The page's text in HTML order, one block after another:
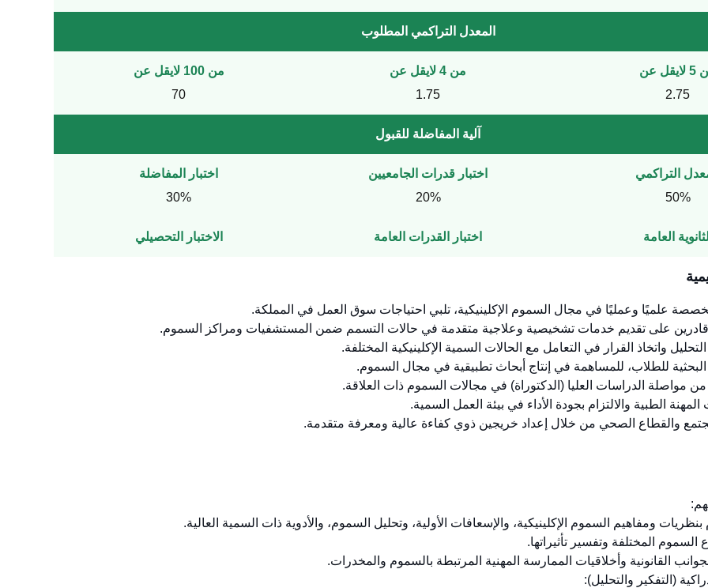
المعدل التراكمي المطلوب
عن
2.75
من 4 لايقل عن
1.75
من 100 لايقل عن
70
آلية المفاضلة للقبول
التراكمي
50%
اختبار قدرات الجامعيين
20%
اختبار المفاضلة
30%
الثانوية العامة اختبار القدرات العامة الاختبار التحصيلي
(التفكير والتحليل):